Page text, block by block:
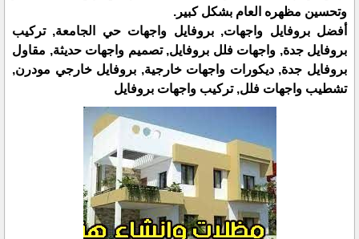
وتحسين مظهره العام بشكل كبير.
أفضل بروفايل واجهات, بروفايل واجهات حي الجامعة, تركيب
بروفايل جدة, واجهات فلل بروفايل, تصميم واجهات حديثة, مقاول
بروفايل جدة, ديكورات واجهات خارجية, بروفايل خارجي مودرن,
تشطيب واجهات فلل, تركيب واجهات بروفايل